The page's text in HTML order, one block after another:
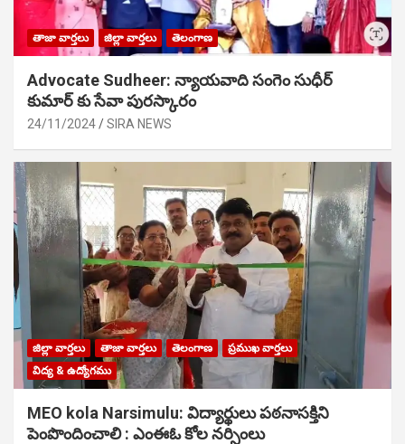
తాజా వార్తలు జిల్లా వార్తలు తెలంగాణ
Advocate Sudheer: న్యాయవాది సంగెం సుధీర్
కుమార్ కు సేవా పురస్కారం
24/11/2024 SIRA NEWS
జిల్లా వార్తలు తాజా వార్తలు తెలంగాణ
ప్రముఖ వార్తలు
విద్య & ఉద్యోగము
MEO kola Narsimulu: విద్యార్థులు పఠ‌నాసక్తిని
పెంపొందించాలి : ఎంఈఓ కోల నర్సింలు